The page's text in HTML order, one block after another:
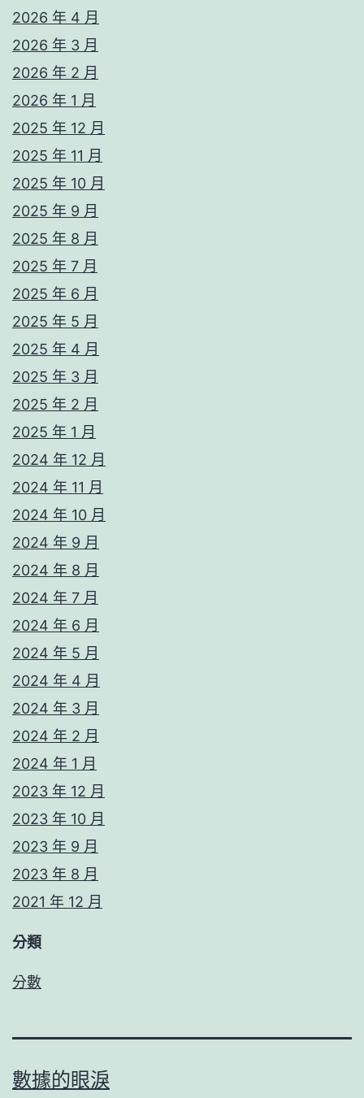
2026 年 4 月
2026 年 3 月
2026 年 2 月
2026 年 1 月
2025 年 12 月
2025 年 11 月
2025 年 10 月
2025 年 9 月
2025 年 8 月
2025 年 7 月
2025 年 6 月
2025 年 5 月
2025 年 4 月
2025 年 3 月
2025 年 2 月
2025 年 1 月
2024 年 12 月
2024 年 11 月
2024 年 10 月
2024 年 9 月
2024 年 8 月
2024 年 7 月
2024 年 6 月
2024 年 5 月
2024 年 4 月
2024 年 3 月
2024 年 2 月
2024 年 1 月
2023 年 12 月
2023 年 10 月
2023 年 9 月
2023 年 8 月
2021 年 12 月
分類
分數
數據的眼淚